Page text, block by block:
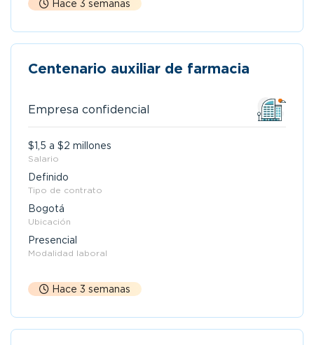
Hace 3 semanas
Centenario auxiliar de farmacia
Empresa confidencial
$1,5 a $2 millones
Salario
Definido
Tipo de contrato
Bogotá
Ubicación
Presencial
Modalidad laboral
Hace 3 semanas